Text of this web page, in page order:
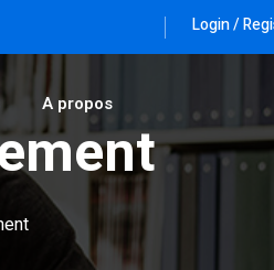
Login /
A propos